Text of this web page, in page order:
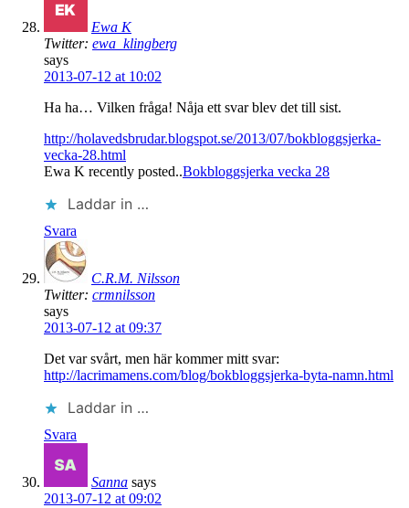
Ewa K
Twitter: ewa_klingberg
says
2013-07-12 at 10:02
Ha ha… Vilken fråga! Nåja ett svar blev det till sist.
http://holavedsbrudar.blogspot.se/2013/07/bokbloggsjerka-
vecka-28.html
Ewa K recently posted..Bokbloggsjerka vecka 28
Laddar in …
Svara
C.R.M. Nilsson
Twitter: crmnilsson
says
2013-07-12 at 09:37
Det var svårt, men här kommer mitt svar:
http://lacrimamens.com/blog/bokbloggsjerka-byta-namn.html
Laddar in …
Svara
Sanna says
2013-07-12 at 09:02